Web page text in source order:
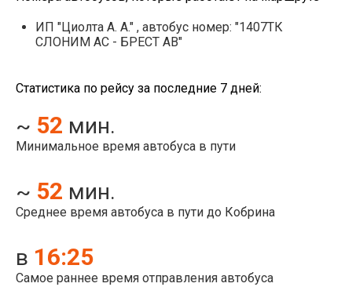
ИП "Циолта А. А." , автобус номер: "1407ТК
СЛОНИМ АС - БРЕСТ АВ"
Статистика по рейсу за последние 7 дней:
~ 52 мин.
Минимальное время автобуса в пути
~ 52 мин.
Среднее время автобуса в пути до Кобрина
в 16:25
Самое раннее время отправления автобуса